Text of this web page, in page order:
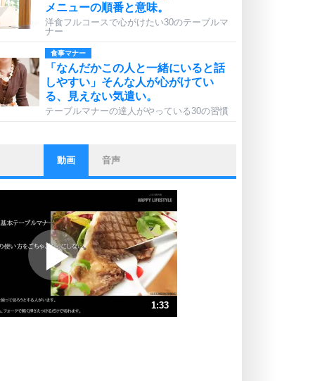
メニューの順番と意味。
洋食フルコースで心がけたい30のテーブルマ
ナー
食事マナー
「なんだかこの人と一緒にいると話
しやすい」そんな人が心がけてい
る、見えない気遣い。
テーブルマナーの達人がやっている30の習慣
ストレス対策
他人と比べない。
いっそのこと、他人を見ない。
プラス思考
ポジティブになれない原因は、行動
しないから。
ポジティブ思考になる30の方法
ストレス対策
人生、なんとかなるもの。
動画 音声
1:33